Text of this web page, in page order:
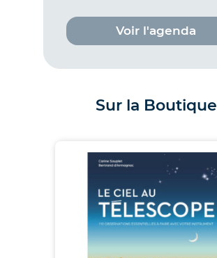
Voir l'agenda
Sur la Boutique